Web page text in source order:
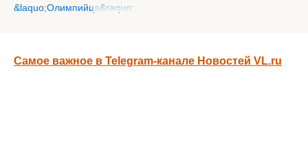
Самое важное в Telegram-канале Новостей VL.ru